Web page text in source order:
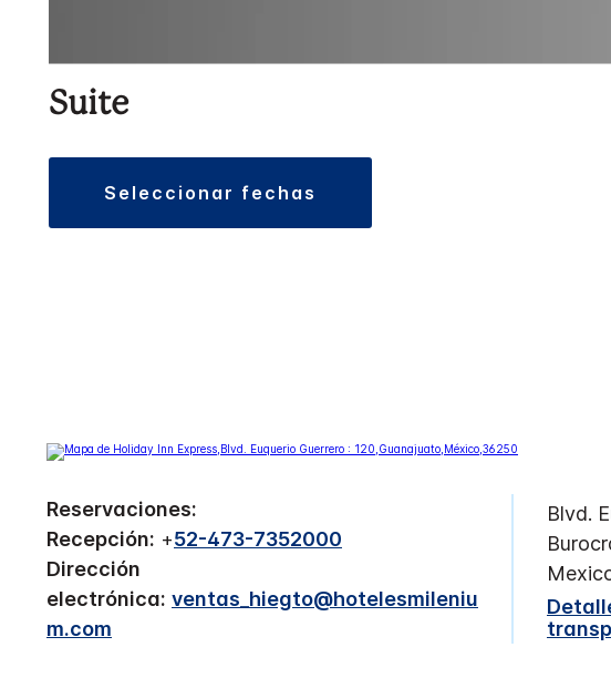
Suite
seleccionar fechas
Reservaciones:
Recepción: +52-473-7352000
Dirección
electrónica: ventas_hiegto@hotelesmileniu
m.com
Blvd.